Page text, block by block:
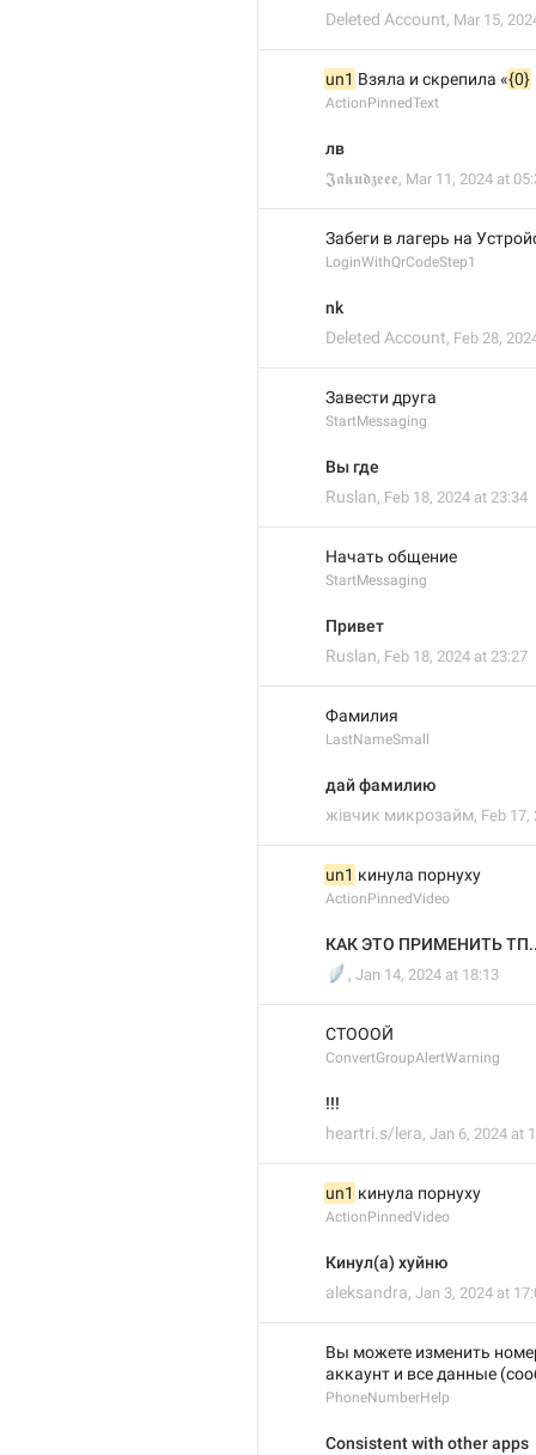
Deleted Account, Mar 15,
un1 Взяла и скрепила «{0}
ActionPinnedText
лв
𝕵𝖆𝖐𝖚𝖉𝖟𝖊𝖊𝖊, Mar 11, 2024 at
Забеги в лагерь на
LoginWithQrCodeStep1
nk
Deleted Account, Feb 28,
Завести друга
StartMessaging
Вы где
Ruslan, Feb 18, 2024 at 23:34
Начать общение
StartMessaging
Привет
Ruslan, Feb 18, 2024 at 23:27
Фамилия
LastNameSmall
дай фамилию
жівчик микрозайм, Feb 17,
un1 кинула порнуху
ActionPinnedVideo
КАК ЭТО ПРИМЕНИТЬ
🪽
, Jan 14, 2024 at 18:13
СТОООЙ
ConvertGroupAlertWarning
!!!
heartri.s/lera, Jan 6, 2024 at
un1 кинула порнуху
ActionPinnedVideo
Кинул(а) хуйню
aleksandra, Jan 3, 2024 at
Вы можете изменить
аккаунт и все данные
PhoneNumberHelp
Consistent with other apps